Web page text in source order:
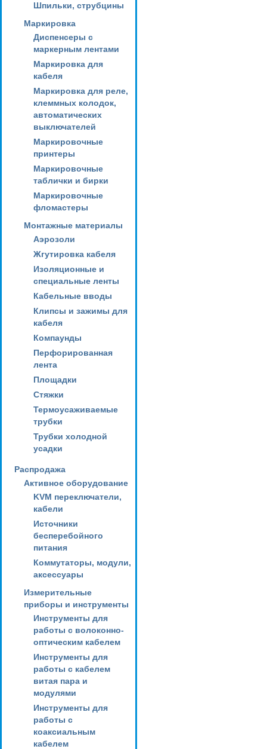
Шпильки, струбцины
Маркировка
Диспенсеры с
маркерным лентами
Маркировка для
кабеля
Маркировка для реле,
клеммных колодок,
автоматических
выключателей
Маркировочные
принтеры
Маркировочные
таблички и бирки
Маркировочные
фломастеры
Монтажные материалы
Аэрозоли
Жгутировка кабеля
Изоляционные и
специальные ленты
Кабельные вводы
Клипсы и зажимы для
кабеля
Компаунды
Перфорированная
лента
Площадки
Стяжки
Термоусаживаемые
трубки
Трубки холодной
усадки
Распродажа
Активное оборудование
KVM переключатели,
кабели
Источники
бесперебойного
питания
Коммутаторы, модули,
аксессуары
Измерительные
приборы и инструменты
Инструменты для
работы с волоконно-
оптическим кабелем
Инструменты для
работы с кабелем
витая пара и
модулями
Инструменты для
работы с
коаксиальным
кабелем